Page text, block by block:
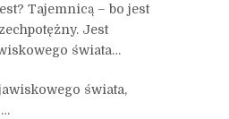
Tajemnicą – bo jest
Jest
świata…
świata,